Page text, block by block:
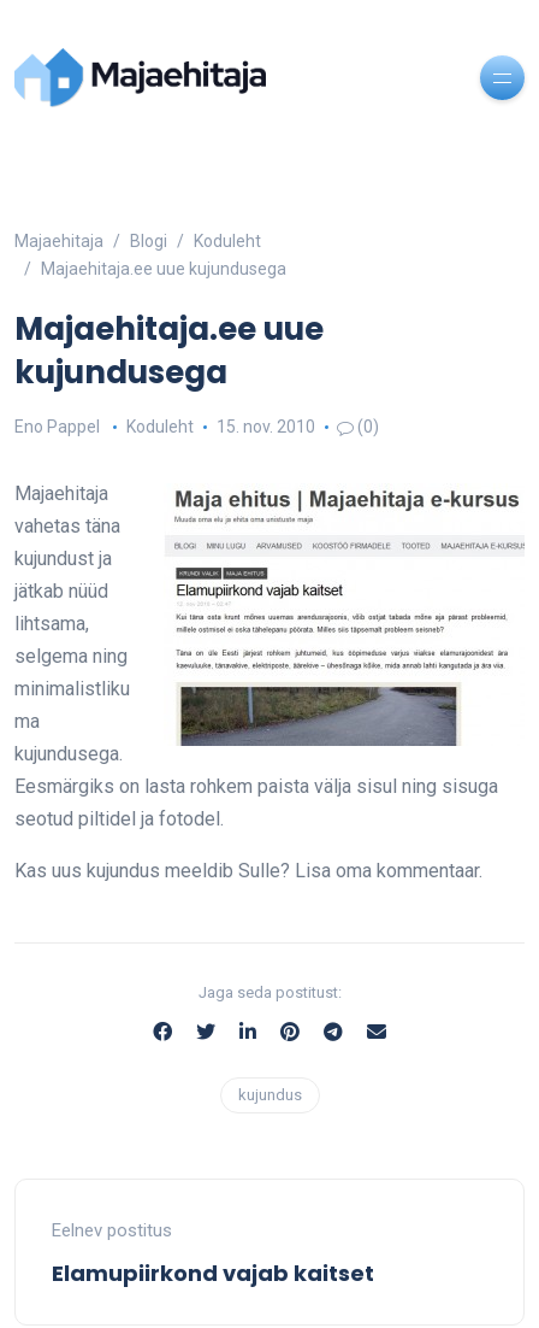
Majaehitaja Blogi
Koduleht
Majaehitaja.ee uue kujundusega
Majaehitaja.ee uue
kujundusega
Eno Pappel Koduleht 15. nov. 2010 (0)
Majaehitaja
vahetas täna
kujundust ja
jätkab nüüd
lihtsama,
selgema ning
minimalistliku
ma
kujundusega.
Eesmärgiks on lasta rohkem paista välja sisul ning sisuga
seotud piltidel ja fotodel.
Kas uus kujundus meeldib Sulle? Lisa oma kommentaar.
Jaga seda postitust:
kujundus
Eelnev postitus
Elamupiirkond vajab kaitset